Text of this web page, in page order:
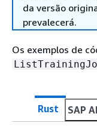
da versão
prevalecerá.
Os exemplos de
Rust SAP